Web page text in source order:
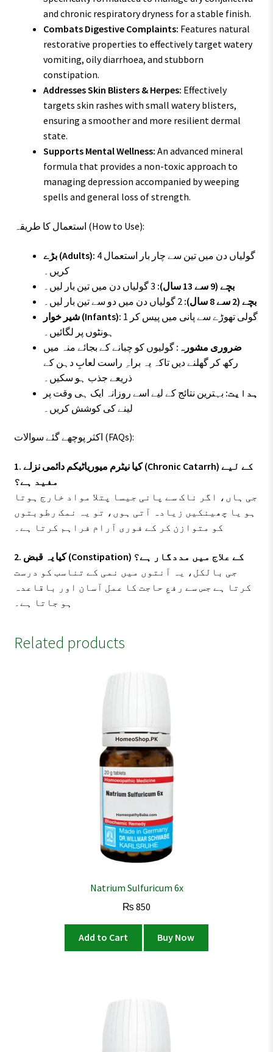
and chronic respiratory dryness for a stable finish.
Combats Digestive Complaints: Features natural
restorative properties to effectively target watery
vomiting, oily diarrhoea, and stubborn
constipation.
Addresses Skin Blisters & Herpes: Effectively
targets skin rashes with small watery blisters,
ensuring a smoother and more resilient dermal
state.
Supports Mental Wellness: An advanced mineral
formula that provides a non-toxic approach to
managing depression accompanied by weeping
spells and general loss of strength.
استعمال کا طریقہ (How to Use):
بڑے (Adults): 4 گولیاں دن میں تین سے چار بار استعمال
کریں۔
بچے (9 سے 13 سال):
بچے (2 سے 8 سال):
2 گولیاں دن میں دو سے تین بار لیں۔
شیر خوار (Infants): 1 گولی تھوڑے سے پانی میں پیس کر
ہونٹوں پر لگائیں۔
ضروری مشورہ: گولیوں کو چبانے کے بجائے منہ میں
رکھ کر گھلنے دیں تاکہ یہ براہِ راست لعابِ دہن کے
ذریعے جذب ہو سکیں۔
ہدایت: بہترین نتائج کے لیے اسے روزانہ ایک ہی وقت پر
لینے کی کوشش کریں۔
اکثر پوچھے گئے سوالات (FAQs):
1. کیا نیٹرم میوریاٹیکم دائمی نزلے (Chronic Catarrh) کے لیے
مفید ہے؟
جی ہاں، اگر ناک سے پانی جیسا پتلا مواد خارج ہوتا
ہو یا چھینکیں زیادہ آتی ہوں، تو یہ نمک رطوبتوں
کو متوازن کر کے فوری آرام فراہم کرتا ہے۔
2. کیا یہ قبض (Constipation) کے علاج میں مددگار ہے؟
جی بالکل، یہ آنتوں میں نمی کے تناسب کو درست
کرتا ہے جس سے رفعِ حاجت کا عمل آسان اور باقاعدہ
ہو جاتا ہے۔
Related products
Natrium Sulfuricum 6x
₨ 850
Add to Cart Buy Now